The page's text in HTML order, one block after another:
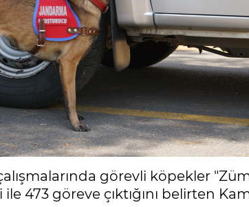
görevli köpekler
473 göreve çıktığını belirten